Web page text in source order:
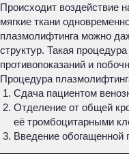
Происходит воздействие
мягкие ткани
плазмолифтинга можно
структур. Такая
противопоказаний и
Процедура
Сдача пациентом
Отделение от общей
её тромбоцитарными
Введение обогащенной